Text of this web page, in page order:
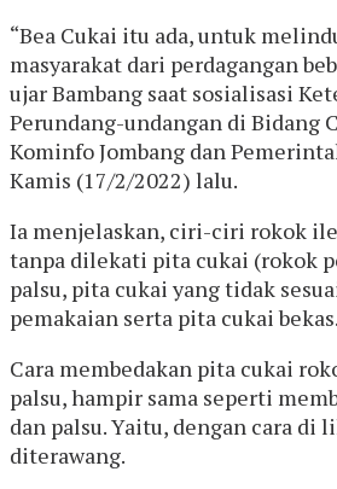
“Bea Cukai itu ada, untuk
masyarakat dari perdagangan
ujar Bambang saat sosialisasi
Perundang-undangan di Bidang
Kominfo Jombang dan
Kamis (17/2/2022) lalu.
Ia menjelaskan, ciri-ciri rokok
tanpa dilekati pita cukai (rokok
palsu, pita cukai yang tidak
pemakaian serta pita cukai bekas.
Cara membedakan pita cukai
palsu, hampir sama seperti
dan palsu. Yaitu, dengan cara di
diterawang.